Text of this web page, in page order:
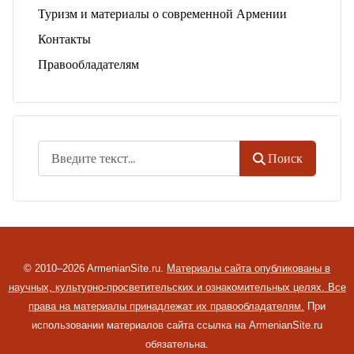
Туризм и материалы о современной Армении
Контакты
Правообладателям
Поиск
© 2010–2026 ArmenianSite.ru. Материалы сайта опубликованы в
научных, культурно-просветительских и ознакомительных целях. Все
права на материалы принадлежат их правообладателям. При
использовании материалов сайта ссылка на ArmenianSite.ru
обязательна.